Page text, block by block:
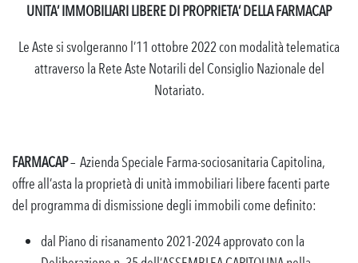
UNITA’ IMMOBILIARI LIBERE DI PROPRIETA’ DELLA FARMACAP
Le Aste si svolgeranno l’11 ottobre 2022 con modalità telematica
attraverso la Rete Aste Notarili del Consiglio Nazionale del
Notariato.
FARMACAP– Azienda Speciale Farma-sociosanitaria Capitolina,
offre all’asta la proprietà di unità immobiliari libere facenti parte
del programma di dismissione degli immobili come definito:
dal Piano di risanamento 2021-2024 approvato con la